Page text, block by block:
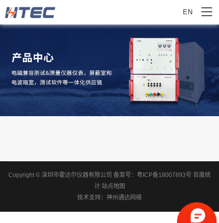
EN
Copyright © 深圳市霍达尔仪器有限公司 备案号： 粤ICP备18007893号 百度统
计 站点地图
技术支持： 神州通达网络